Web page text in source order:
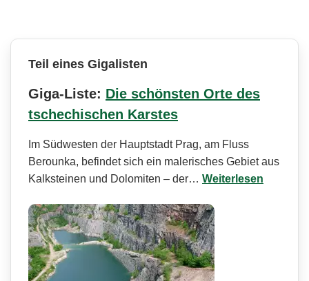
Teil eines Gigalisten
Giga-Liste: Die schönsten Orte des
tschechischen Karstes
Im Südwesten der Hauptstadt Prag, am Fluss
Berounka, befindet sich ein malerisches Gebiet aus
Kalksteinen und Dolomiten – der… Weiterlesen